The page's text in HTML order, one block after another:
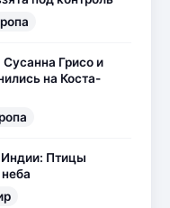
Грисо и
на Коста-
Птицы